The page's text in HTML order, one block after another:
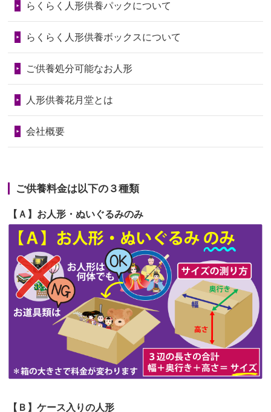
2026/06/28人形たちに これまで本当にありがとう
2026/06/24今は亡き両親が孫（私の子供）の初節
句に贈って...
2026/06/23ありがとうね
の祖父母か...
2026/06/20
雛人形をお道具も含め一式で引き取っ
てくださる...
2026/06/19
インターネット検索でホームページを
見つけまし...
第71回人形供養祭令和6年8月1日(木)
第70回人形供養祭令和6年6月21日(金)
第68回人形供養祭令和6年3月22日(金)
第65回人形供養祭令和5年11月09日(木)
第64回人形供養祭令和5年9月21日(木)
第63回人形供養祭 令和5年8月1日(火)
第62回人形供養祭令和5年6月21日(水)
第61回人形供養祭 令和5年5月19日(金)
第60回人形供養祭令和5年3月28日(火)
第59回人形供養祭 令和5年2月10日(金)
第58回人形供養祭令和5年12月21日(水)
らくらく人形供養パックについて
らくらく人形供養ボックスについて
ご供養処分可能なお人形
人形供養花月堂とは
会社概要
ご供養料金は以下の３種類
【Ａ】お人形・ぬいぐるみのみ
【Ｂ】ケース入りの人形